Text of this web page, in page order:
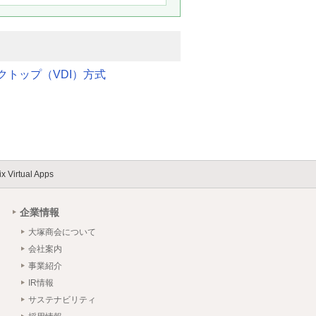
トップ（VDI）方式
Virtual Apps
企業情報
大塚商会について
会社案内
事業紹介
IR情報
サステナビリティ